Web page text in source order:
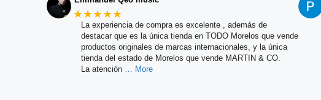
★★★★★
La experiencia de compra es excelente , además de
destacar que es la única tienda en TODO Morelos que vende
productos originales de marcas internacionales, y la única
tienda del estado de Morelos que vende MARTIN & CO.
La atención
… More